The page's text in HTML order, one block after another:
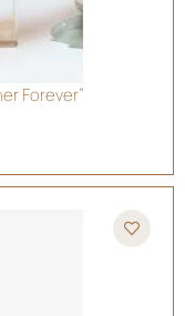
Forever”